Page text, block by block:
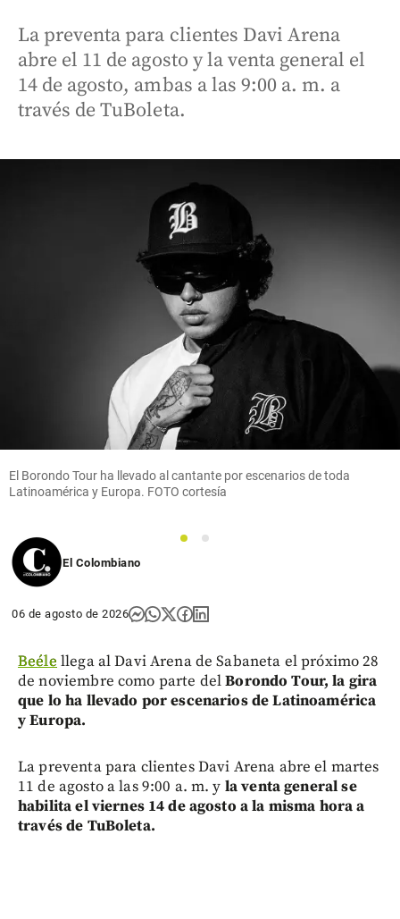
La preventa para clientes Davi Arena
abre el 11 de agosto y la venta general el
14 de agosto, ambas a las 9:00 a. m. a
través de TuBoleta.
El Borondo Tour ha llevado al cantante por escenarios de toda
Latinoamérica y Europa. FOTO cortesía
1
2
El Colombiano
06 de agosto de 2026
Beéle llega al Davi Arena de Sabaneta el próximo 28
de noviembre como parte delBorondo Tour, la gira
que lo ha llevado por escenarios de Latinoamérica
y Europa.
La preventa para clientes Davi Arena abre el martes
11 de agosto a las 9:00 a. m. y la venta general se
habilita el viernes 14 de agosto a la misma hora a
través de TuBoleta.